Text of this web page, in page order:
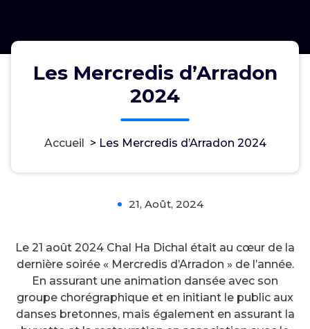
Les Mercredis d’Arradon
2024
Accueil > Les Mercredis d’Arradon 2024
Les Mercredis d’Arradon 2024
21, Août, 2024
Le 21 août 2024 Chal Ha Dichal était au cœur de la
dernière soirée « Mercredis d’Arradon » de l’année.
En assurant une animation dansée avec son
groupe chorégraphique et en initiant le public aux
danses bretonnes, mais également en assurant la